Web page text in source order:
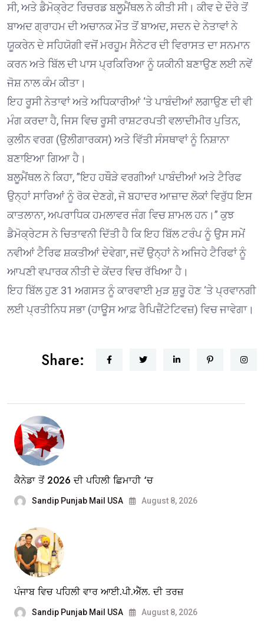
ਸੀ, ਅਤੇ ਡੈਮੋਕ੍ਰੇਟ ਰਿਚਰਡ ਬਲੂਮੈਂਥਲ ਨੇ ਕੀਤੀ ਸੀ। ਕੀਵ ਦੇ ਦੌਰੇ ਤੋਂ
ਬਾਅਦ ਗ੍ਰਾਹਮ ਦੀ ਅਚਾਨਕ ਮੌਤ ਤੋਂ ਬਾਅਦ, ਸਦਨ ਦੇ ਨੇਤਾਵਾਂ ਨੇ
ਯੂਕਰੇਨ ਦੇ ਸਹਿਯੋਗੀ ਵਜੋਂ ਮਰਹੂਮ ਸੈਨੇਟਰ ਦੀ ਵਿਰਾਸਤ ਦਾ ਸਨਮਾਨ
ਕਰਨ ਅਤੇ ਬਿੱਲ ਦੀ ਪਾਸ ਪ੍ਰਕਿਰਿਆ ਨੂੰ ਯਕੀਨੀ ਬਣਾਉਣ ਲਈ ਨਵੇਂ
ਜੋਸ਼ ਨਾਲ ਕੰਮ ਕੀਤਾ।
ਇਹ ਰੂਸੀ ਨੇਤਾਵਾਂ ਅਤੇ ਅਧਿਕਾਰੀਆਂ ‘ਤੇ ਪਾਬੰਦੀਆਂ ਲਗਾਉਣ ਦੀ ਵੀ
ਮੰਗ ਕਰਦਾ ਹੈ, ਜਿਸ ਵਿਚ ਰੂਸੀ ਰਾਸ਼ਟਰਪਤੀ ਵਲਾਦੀਮੀਰ ਪੁਤਿਨ,
ਕੁਲੀਨ ਵਰਗ (ਉਲੀਗਾਰਕਸ) ਅਤੇ ਵਿੱਤੀ ਸੰਸਥਾਵਾਂ ਨੂੰ ਨਿਸ਼ਾਨਾ
ਬਣਾਇਆ ਗਿਆ ਹੈ।
ਬਲੂਮੈਂਥਲ ਨੇ ਕਿਹਾ, ”ਇਹ ਹਥੌੜੇ ਵਰਗੀਆਂ ਪਾਬੰਦੀਆਂ ਅਤੇ ਟੈਰਿਫ
ਉਨ੍ਹਾਂ ਸਾਰਿਆਂ ਨੂੰ ਰੋਕ ਦੇਣਗੇ, ਜੋ ਬਹਾਦਰ ਆਜ਼ਾਦ ਲੋਕਾਂ ਵਿਰੁੱਧ ਇਸ
ਕਾਤਲਾਨਾ, ਅਪਰਾਧਿਕ ਹਮਲਾਵਰ ਜੰਗ ਵਿਚ ਸ਼ਾਮਲ ਹਨ।” ਕੁਝ
ਡੈਮੋਕ੍ਰੇਟਸ ਨੇ ਚਿਤਾਵਨੀ ਦਿੱਤੀ ਹੈ ਕਿ ਇਹ ਬਿੱਲ ਟਰੰਪ ਨੂੰ ਉਸ ਸਮੇਂ
ਨਵੀਆਂ ਟੈਰਿਫ ਸ਼ਕਤੀਆਂ ਦੇਵੇਗਾ, ਜਦੋਂ ਉਨ੍ਹਾਂ ਨੇ ਅਜਿਹੇ ਟੈਰਿਫਾਂ ਨੂੰ
ਆਪਣੀ ਵਪਾਰਕ ਨੀਤੀ ਦੇ ਕੇਂਦਰ ਵਿਚ ਰੱਖਿਆ ਹੈ।
ਇਹ ਬਿੱਲ ਹੁਣ 31 ਅਗਸਤ ਨੂੰ ਕਾਰਵਾਈ ਮੁੜ ਸ਼ੁਰੂ ਹੋਣ ‘ਤੇ ਪ੍ਰਵਾਨਗੀ
ਲਈ ਪ੍ਰਤੀਨਿਧ ਸਭਾ (ਹਾਊਸ ਆਫ਼ ਰੈਪਿਜ਼ੈਂਟੇਟਿਵਜ਼) ਵਿਚ ਜਾਵੇਗਾ।
Share:
ਕੈਨੇਡਾ ਤੋਂ 2026 ਦੀ ਪਹਿਲੀ ਛਿਮਾਹੀ ‘ਚ
Sandip Punjab Mail USA August 8, 2026
ਪੰਜਾਬ ਵਿਚ ਪਹਿਲੀ ਵਾਰ ਆਈ.ਪੀ.ਐੱਲ. ਦੀ ਤਰਜ਼
Sandip Punjab Mail USA August 8, 2026